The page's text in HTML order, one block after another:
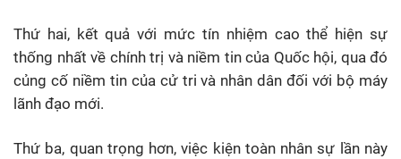
Thứ hai, kết quả với mức tín nhiệm cao thể hiện sự
thống nhất về chính trị và niềm tin của Quốc hội, qua đó
củng cố niềm tin của cử tri và nhân dân đối với bộ máy
lãnh đạo mới.
Thứ ba, quan trọng hơn, việc kiện toàn nhân sự lần này